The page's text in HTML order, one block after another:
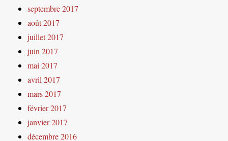
septembre 2017
août 2017
juillet 2017
juin 2017
mai 2017
avril 2017
mars 2017
février 2017
janvier 2017
décembre 2016